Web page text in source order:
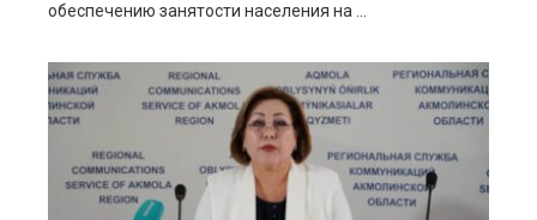
обеспечению занятости населения на ...